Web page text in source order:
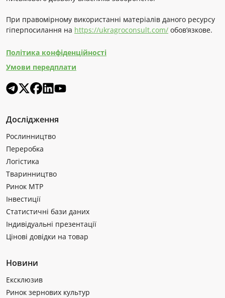
При правомірному використанні матеріалів даного ресурсу
гіперпосилання на https://ukragroconsult.com/ обов’язкове.
Політика конфіденційності
Умови передплати
Дослідження
Рослинництво
Переробка
Логістика
Тваринництво
Ринок МТР
Інвестиції
Статистичні бази даних
Індивідуальні презентації
Цінові довідки на товар
Новини
Ексклюзив
Ринок зернових культур